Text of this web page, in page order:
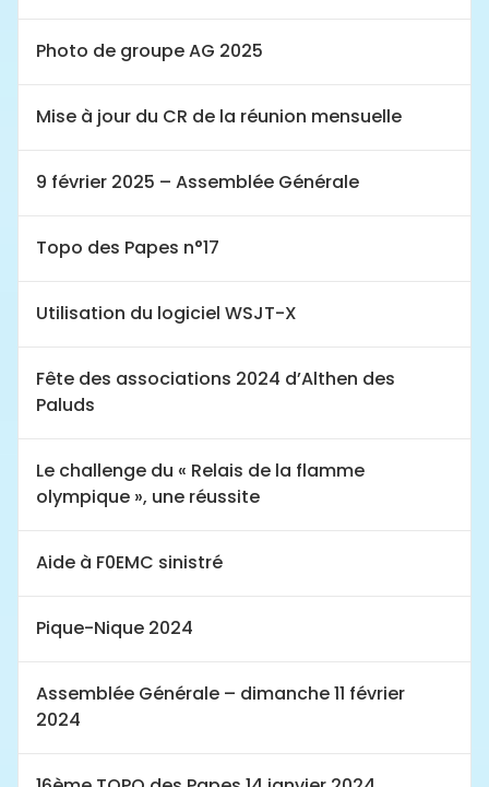
Photo de groupe AG 2025
Mise à jour du CR de la réunion mensuelle
9 février 2025 – Assemblée Générale
Topo des Papes n°17
Utilisation du logiciel WSJT-X
Fête des associations 2024 d’Althen des
Paluds
Le challenge du « Relais de la flamme
olympique », une réussite
Aide à F0EMC sinistré
Pique-Nique 2024
Assemblée Générale – dimanche 11 février
2024